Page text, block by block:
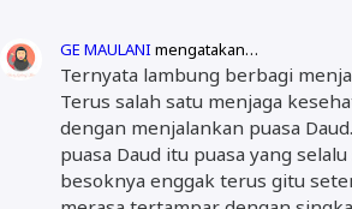
GE MAULANI mengatakan…
Ternyata lambung berbagi
Terus salah satu menjaga
dengan menjalankan puasa
puasa Daud itu puasa yang
besoknya enggak terus gitu